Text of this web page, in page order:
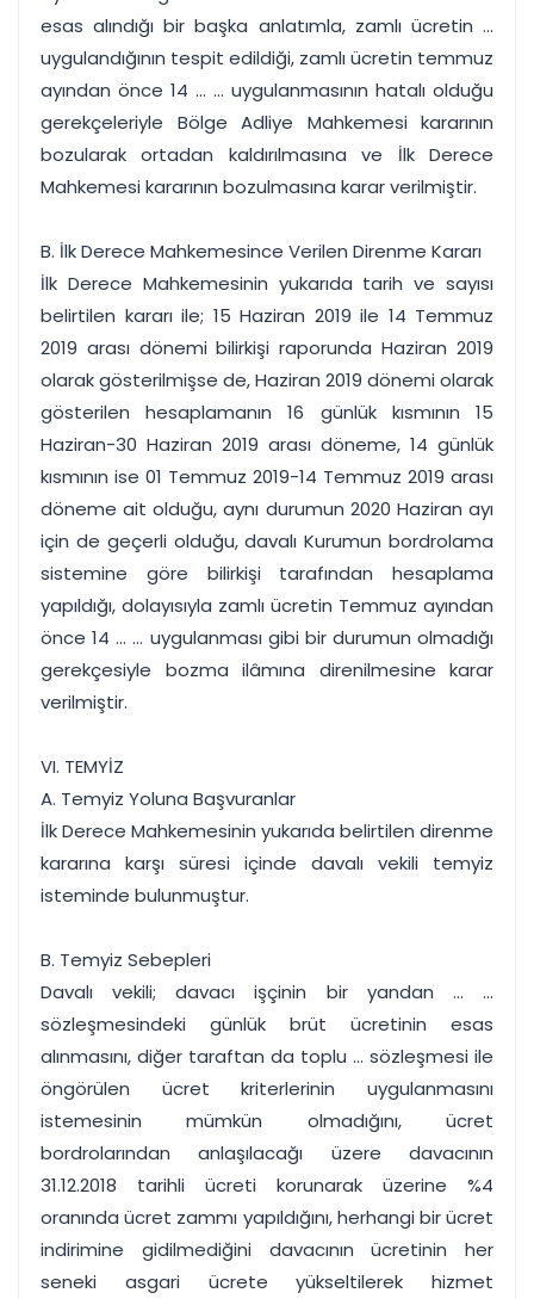
esas alındığı bir başka anlatımla, zamlı ücretin ...
uygulandığının tespit edildiği, zamlı ücretin temmuz
ayından önce 14 ... ... uygulanmasının hatalı olduğu
gerekçeleriyle Bölge Adliye Mahkemesi kararının
bozularak ortadan kaldırılmasına ve İlk Derece
Mahkemesi kararının bozulmasına karar verilmiştir.
B. İlk Derece Mahkemesince Verilen Direnme Kararı
İlk Derece Mahkemesinin yukarıda tarih ve sayısı
belirtilen kararı ile; 15 Haziran 2019 ile 14 Temmuz
2019 arası dönemi bilirkişi raporunda Haziran 2019
olarak gösterilmişse de, Haziran 2019 dönemi olarak
gösterilen hesaplamanın 16 günlük kısmının 15
Haziran-30 Haziran 2019 arası döneme, 14 günlük
kısmının ise 01 Temmuz 2019-14 Temmuz 2019 arası
döneme ait olduğu, aynı durumun 2020 Haziran ayı
için de geçerli olduğu, davalı Kurumun bordrolama
sistemine göre bilirkişi tarafından hesaplama
yapıldığı, dolayısıyla zamlı ücretin Temmuz ayından
önce 14 ... ... uygulanması gibi bir durumun olmadığı
gerekçesiyle bozma ilâmına direnilmesine karar
verilmiştir.
VI. TEMYİZ
A. Temyiz Yoluna Başvuranlar
İlk Derece Mahkemesinin yukarıda belirtilen direnme
kararına karşı süresi içinde davalı vekili temyiz
isteminde bulunmuştur.
B. Temyiz Sebepleri
Davalı vekili; davacı işçinin bir yandan ... ...
sözleşmesindeki günlük brüt ücretinin esas
alınmasını, diğer taraftan da toplu ... sözleşmesi ile
öngörülen ücret kriterlerinin uygulanmasını
istemesinin mümkün olmadığını, ücret
bordrolarından anlaşılacağı üzere davacının
31.12.2018 tarihli ücreti korunarak üzerine %4
oranında ücret zammı yapıldığını, herhangi bir ücret
indirimine gidilmediğini davacının ücretinin her
seneki asgari ücrete yükseltilerek hizmet